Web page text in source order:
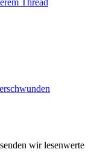
wir lesenwerte